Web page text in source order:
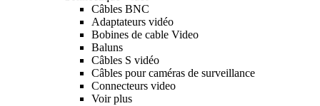
Câbles BNC
Adaptateurs vidéo
Bobines de cable Video
Baluns
Câbles S vidéo
Câbles pour caméras de surveillance
Connecteurs video
Voir plus